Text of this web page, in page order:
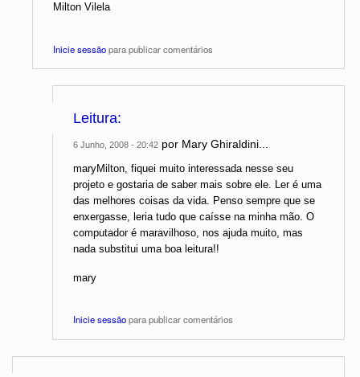
Milton Vilela
Inicie sessãopara publicar comentários
Leitura:
6 Junho, 2008 - 20:42 por Mary Ghiraldini...
maryMilton, fiquei muito interessada nesse seu
projeto e gostaria de saber mais sobre ele. Ler é uma
das melhores coisas da vida. Penso sempre que se
enxergasse, leria tudo que caísse na minha mão. O
computador é maravilhoso, nos ajuda muito, mas
nada substitui uma boa leitura!!
mary
Inicie sessãopara publicar comentários